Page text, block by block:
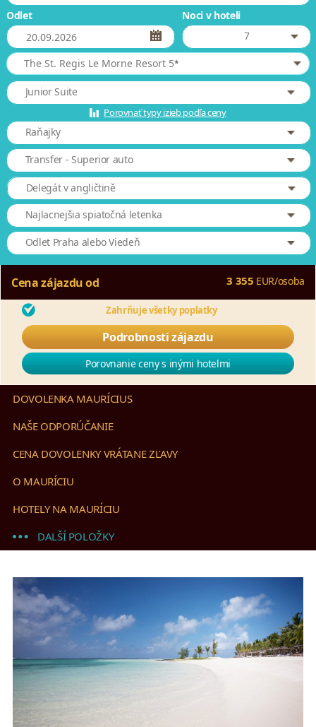
Odlet
Noci v hoteli
7
The St. Regis Le Morne Resort 5*
Junior Suite
Porovnať typy izieb podľa ceny
Raňajky
Transfer - Superior auto
Delegát v angličtině
Najlacnejšia spiatočná letenka
Odlet Praha alebo Viedeň
Cena zájazdu od 3 355 EUR/osoba
Zahrňuje všetky poplatky
Podrobnosti zájazdu
Porovnanie ceny s inými hotelmi
DOVOLENKA MAURÍCIUS
NAŠE ODPORÚČANIE
CENA DOVOLENKY VRÁTANE ZĽAVY
O MAURÍCIU
HOTELY NA MAURÍCIU
DALŠÍ POLOŽKY